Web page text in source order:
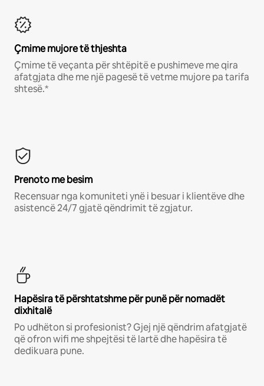
Çmime mujore të thjeshta
Çmime të veçanta për shtëpitë e pushimeve me qira
afatgjata dhe me një pagesë të vetme mujore pa tarifa
shtesë.*
Prenoto me besim
Recensuar nga komuniteti ynë i besuar i klientëve dhe
asistencë 24/7 gjatë qëndrimit të zgjatur.
Hapësira të përshtatshme për punë për nomadët
dixhitalë
Po udhëton si profesionist? Gjej një qëndrim afatgjatë
që ofron wifi me shpejtësi të lartë dhe hapësira të
dedikuara pune.